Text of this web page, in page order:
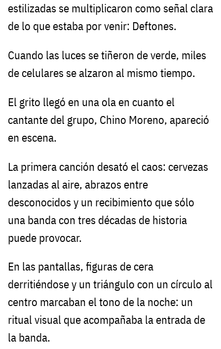
estilizadas se multiplicaron como señal clara
de lo que estaba por venir: Deftones.
Cuando las luces se tiñeron de verde, miles
de celulares se alzaron al mismo tiempo.
El grito llegó en una ola en cuanto el
cantante del grupo, Chino Moreno, apareció
en escena.
La primera canción desató el caos: cervezas
lanzadas al aire, abrazos entre
desconocidos y un recibimiento que sólo
una banda con tres décadas de historia
puede provocar.
En las pantallas, figuras de cera
derritiéndose y un triángulo con un círculo al
centro marcaban el tono de la noche: un
ritual visual que acompañaba la entrada de
la banda.